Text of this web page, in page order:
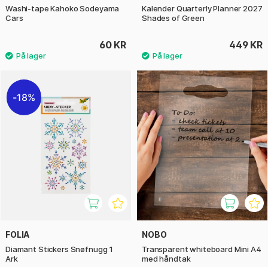
Washi-tape Kahoko Sodeyama
Cars
60 KR
Kalender Quarterly Planner 2027
Shades of Green
449 KR
18%
FOLIA
Diamant Stickers Snøfnugg 1
Ark
NOBO
Transparent whiteboard Mini A4
med håndtak